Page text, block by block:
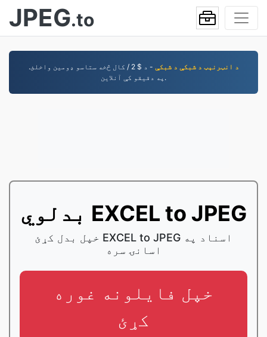
JPEG.to
د انټرنېټ د شبکې د شبکې
- د $ 2 / کال څخه ستاسو ډومین واخلئ.
په دقیقو کې آنلاین.
بدلوي EXCEL to JPEG
خپل بدل کړئ EXCEL to JPEG اسناد په
اسانۍ سره
خپل فایلونه غوره
کړئ